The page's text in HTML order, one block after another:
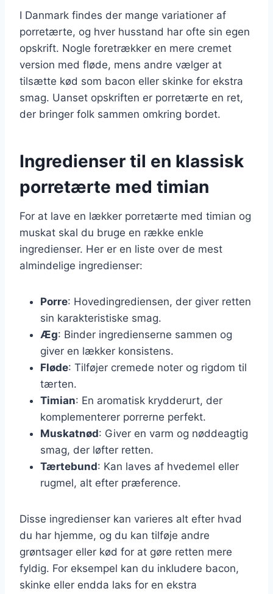
I Danmark findes der mange variationer af
porretærte, og hver husstand har ofte sin egen
opskrift. Nogle foretrækker en mere cremet
version med fløde, mens andre vælger at
tilsætte kød som bacon eller skinke for ekstra
smag. Uanset opskriften er porretærte en ret,
der bringer folk sammen omkring bordet.
Ingredienser til en klassisk
porretærte med timian
For at lave en lækker porretærte med timian og
muskat skal du bruge en række enkle
ingredienser. Her er en liste over de mest
almindelige ingredienser:
Porre: Hovedingrediensen, der giver retten
sin karakteristiske smag.
Æg: Binder ingredienserne sammen og
giver en lækker konsistens.
Fløde: Tilføjer cremede noter og rigdom til
tærten.
Timian: En aromatisk krydderurt, der
komplementerer porrerne perfekt.
Muskatnød: Giver en varm og nøddeagtig
smag, der løfter retten.
Tærtebund: Kan laves af hvedemel eller
rugmel, alt efter præference.
Disse ingredienser kan varieres alt efter hvad
du har hjemme, og du kan tilføje andre
grøntsager eller kød for at gøre retten mere
fyldig. For eksempel kan du inkludere bacon,
skinke eller endda laks for en ekstra